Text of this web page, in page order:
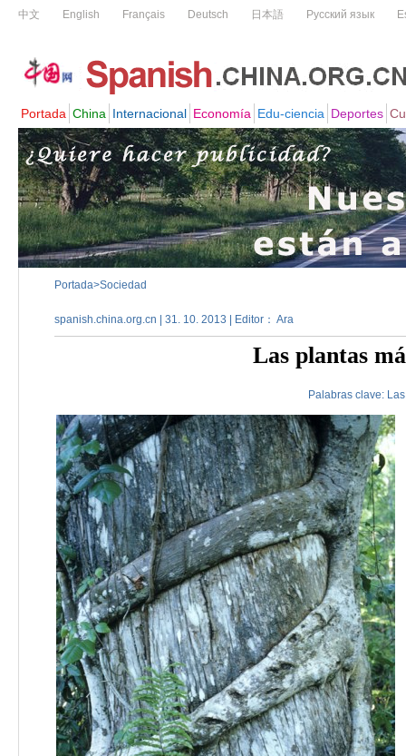
Portada>Sociedad
spanish.china.org.cn | 31. 10. 2013 | Editor： Ara
Las plantas
Palabras clave: Las